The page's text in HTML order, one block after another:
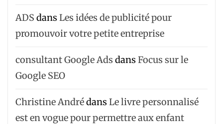
ADS dans Les idées de publicité pour
promouvoir votre petite entreprise
consultant Google Ads dans Focus sur le
Google SEO
Christine Andrédans Le livre personnalisé
est en vogue pour permettre aux enfant